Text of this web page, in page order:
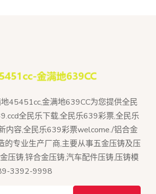
45451cc,金满地639CC为您提供全民
全民乐下载,全民乐639彩票,全民乐
内容,全民乐639彩票welcome./铝合金
的专业生产厂商,主要从事五金压铸及压
压铸,锌合金压铸,汽车配件压铸,压铸模
3392-9998